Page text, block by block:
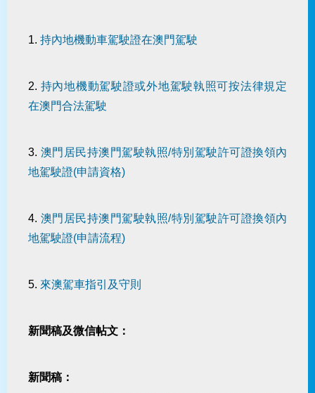
1. 持內地機動車駕駛證在澳門駕駛
2. 持內地機動駕駛證或外地駕駛執照可按法律規定
在澳門合法駕駛
3. 澳門居民持澳門駕駛執照/特別駕駛許可證換領內
地駕駛證(申請資格)
4. 澳門居民持澳門駕駛執照/特別駕駛許可證換領內
地駕駛證(申請流程)
5. 來澳駕車指引及守則
新聞稿及微信帖文：
新聞稿：